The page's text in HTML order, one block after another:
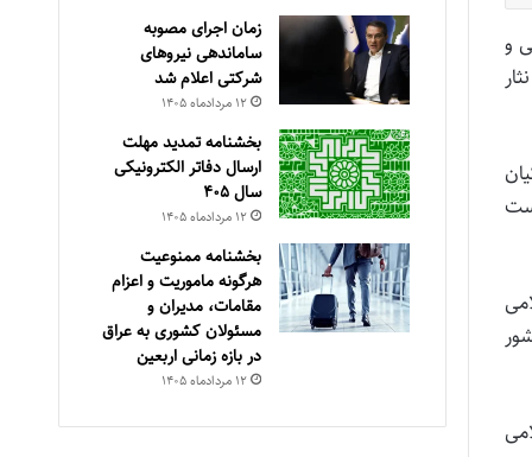
و
زمان اجرای مصوبه
ساماندهی نیروهای
شرکتی اعلام شد
۱۲ مرداد‌ماه ۱۴۰۵
بخشنامه تمدید مهلت
ارسال دفاتر الکترونیکی
سال ۴۰۵
۱۲ مرداد‌ماه ۱۴۰۵
بخشنامه ممنوعیت
هرگونه ماموریت و اعزام
مقامات، مدیران و
مسئولان کشوری به عراق
در بازه زمانی اربعین
۱۲ مرداد‌ماه ۱۴۰۵